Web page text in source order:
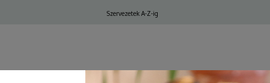
Szervezetek A-Z-ig